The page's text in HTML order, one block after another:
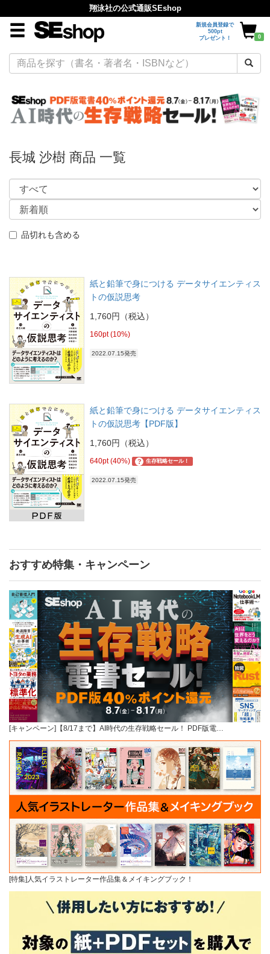
翔泳社の公式通販SEshop
新規会員登録で
500pt
プレゼント！
0
長城 沙樹 商品 一覧
品切れも含める
紙と鉛筆で身につける データサイエンティス
トの仮説思考
1,760円（税込）
160pt (10%)
2022.07.15発売
紙と鉛筆で身につける データサイエンティス
トの仮説思考【PDF版】
1,760円（税込）
640pt (40%) ? 生存戦略セール！
2022.07.15発売
おすすめ特集・キャンペーン
[キャンペーン]【8/17まで】AI時代の生存戦略セール！ PDF版電…
[特集]人気イラストレーター作品集＆メイキングブック！